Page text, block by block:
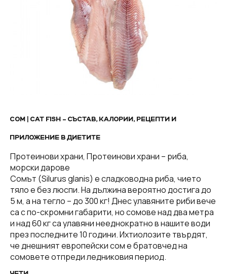
СОМ | CAT FISH – СЪСТАВ, КАЛОРИИ, РЕЦЕПТИ И
ПРИЛОЖЕНИЕ В ДИЕТИТЕ
Протеинови храни, Протеинови храни – риба,
морски дарове
Сомът (Silurus glanis) е сладководна риба, чието
тяло е без люспи. На дължина вероятно достига до
5 м, а на тегло – до 300 кг! Днес улавяните риби вече
са с по-скромни габарити, но сомове над два метра
и над 60 кг са улавяни нееднократно в нашите води
през последните 10 години. Ихтиолозите твърдят,
че днешният европейски сом е братовчед на
сомовете отпреди ледниковия период.